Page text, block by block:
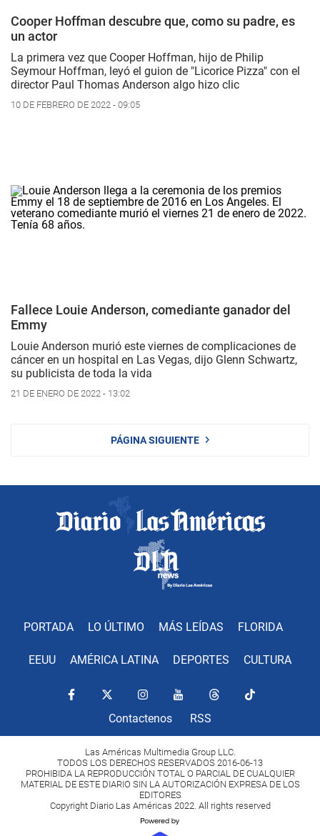
Cooper Hoffman descubre que, como su padre, es
un actor
La primera vez que Cooper Hoffman, hijo de Philip
Seymour Hoffman, leyó el guion de "Licorice Pizza" con el
director Paul Thomas Anderson algo hizo clic
10 DE FEBRERO DE 2022 - 09:05
Fallece Louie Anderson, comediante ganador del
Emmy
Louie Anderson murió este viernes de complicaciones de
cáncer en un hospital en Las Vegas, dijo Glenn Schwartz,
su publicista de toda la vida
21 DE ENERO DE 2022 - 13:02
PÁGINA SIGUIENTE
PORTADA LO ÚLTIMO MÁS LEÍDAS FLORIDA
EEUU AMÉRICA LATINA DEPORTES CULTURA
Contactenos RSS
Las Américas Multimedia Group LLC.
TODOS LOS DERECHOS RESERVADOS 2016-06-13
PROHIBIDA LA REPRODUCCIÓN TOTAL O PARCIAL DE CUALQUIER
MATERIAL DE ESTE DIARIO SIN LA AUTORIZACIÓN EXPRESA DE LOS
EDITORES
Copyright Diario Las Américas 2022. All rights reserved